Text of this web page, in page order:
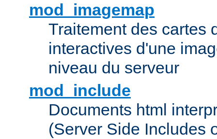
mod_imagemap
Traitement des cartes
interactives d'une
niveau du serveur
mod_include
Documents html
(Server Side Includes